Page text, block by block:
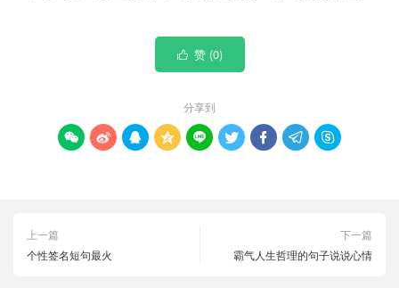
 赞 (0)
分享到
        
上一篇
个性签名短句最火
下一篇
霸气人生哲理的句子说说心情